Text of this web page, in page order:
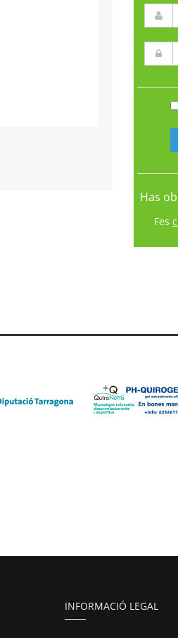
Has
Fes
INFORMACIÓ LEGAL